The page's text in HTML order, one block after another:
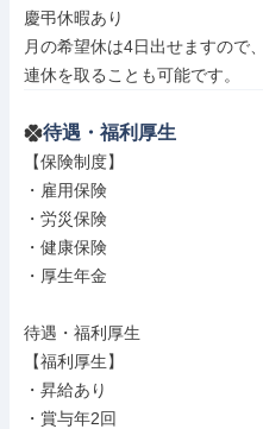
慶弔休暇あり
月の希望休は4日出せますので、
連休を取ることも可能です。
待遇・福利厚生
【保険制度】
・雇用保険
・労災保険
・健康保険
・厚生年金
待遇・福利厚生
【福利厚生】
・昇給あり
・賞与年2回